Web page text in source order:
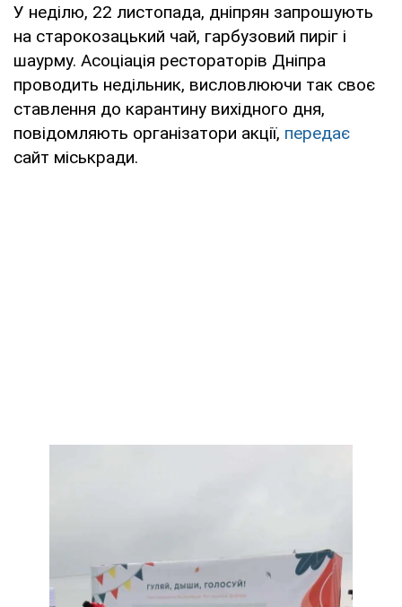
У неділю, 22 листопада, дніпрян запрошують
на старокозацький чай, гарбузовий пиріг і
шаурму. Асоціація рестораторів Дніпра
проводить недільник, висловлюючи так своє
ставлення до карантину вихідного дня,
повідомляють організатори акції, передає
сайт міськради.